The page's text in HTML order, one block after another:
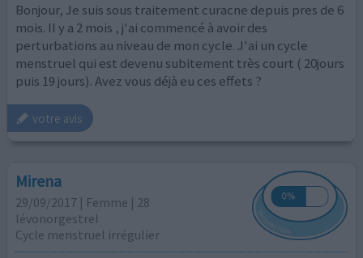
Bonjour, Je suis sous traitement curacne depuis pres de 6
mois. Il y a 2 mois , j'ai commencé à avoir des
perturbations au niveau de mon cycle. J'ai un cycle
menstruel qui est devenu subitement très court ( 20jours
puis 19 jours). Avez vous déjà eu ces effets ?
votre avis
Mirena
29/09/2017 | Femme | 28
lévonorgestrel
Cycle menstruel irrégulier